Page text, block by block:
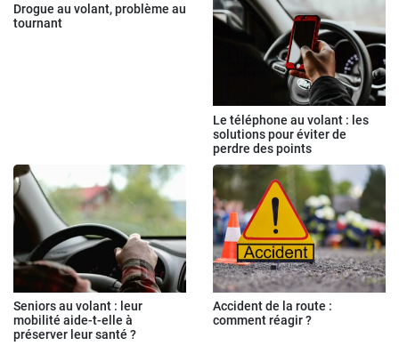
Drogue au volant, problème au
tournant
Le téléphone au volant : les
solutions pour éviter de
perdre des points
Seniors au volant : leur
mobilité aide-t-elle à
préserver leur santé ?
Accident de la route :
comment réagir ?